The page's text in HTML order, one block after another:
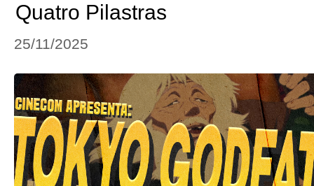
Quatro Pilastras
25/11/2025